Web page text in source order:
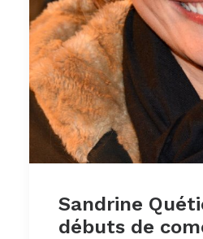
Sandrine
débuts de